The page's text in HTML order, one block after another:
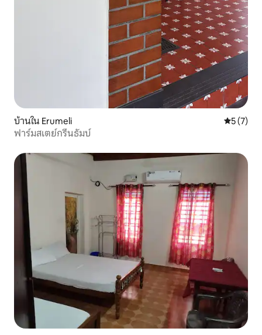
บ้านใน Erumeli คะแนนเฉ
5 (7)
ฟาร์มสเตย์กรีนธัมบ์